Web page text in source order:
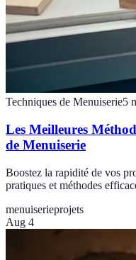
Techniques de Menuiserie5
Les Meilleures
de Menuiserie
Boostez la rapidité de vos
pratiques et méthodes
menuiserieprojets
Aug 4